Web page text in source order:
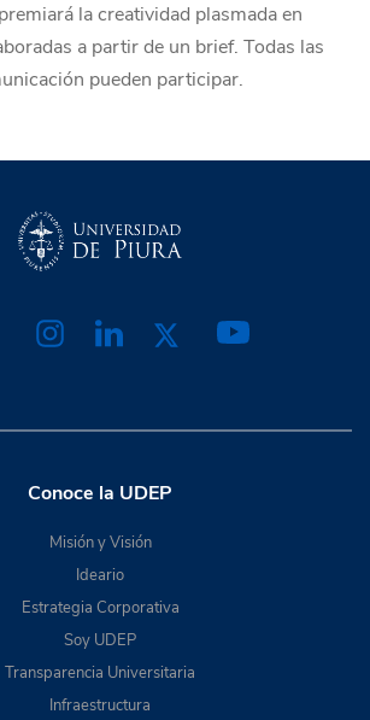
la creatividad plasmada en
a partir de un brief. Todas las
pueden participar.
Conoce la UDEP
Misión y Visión
Ideario
Estrategia Corporativa
Soy UDEP
Transparencia Universitaria
Infraestructura